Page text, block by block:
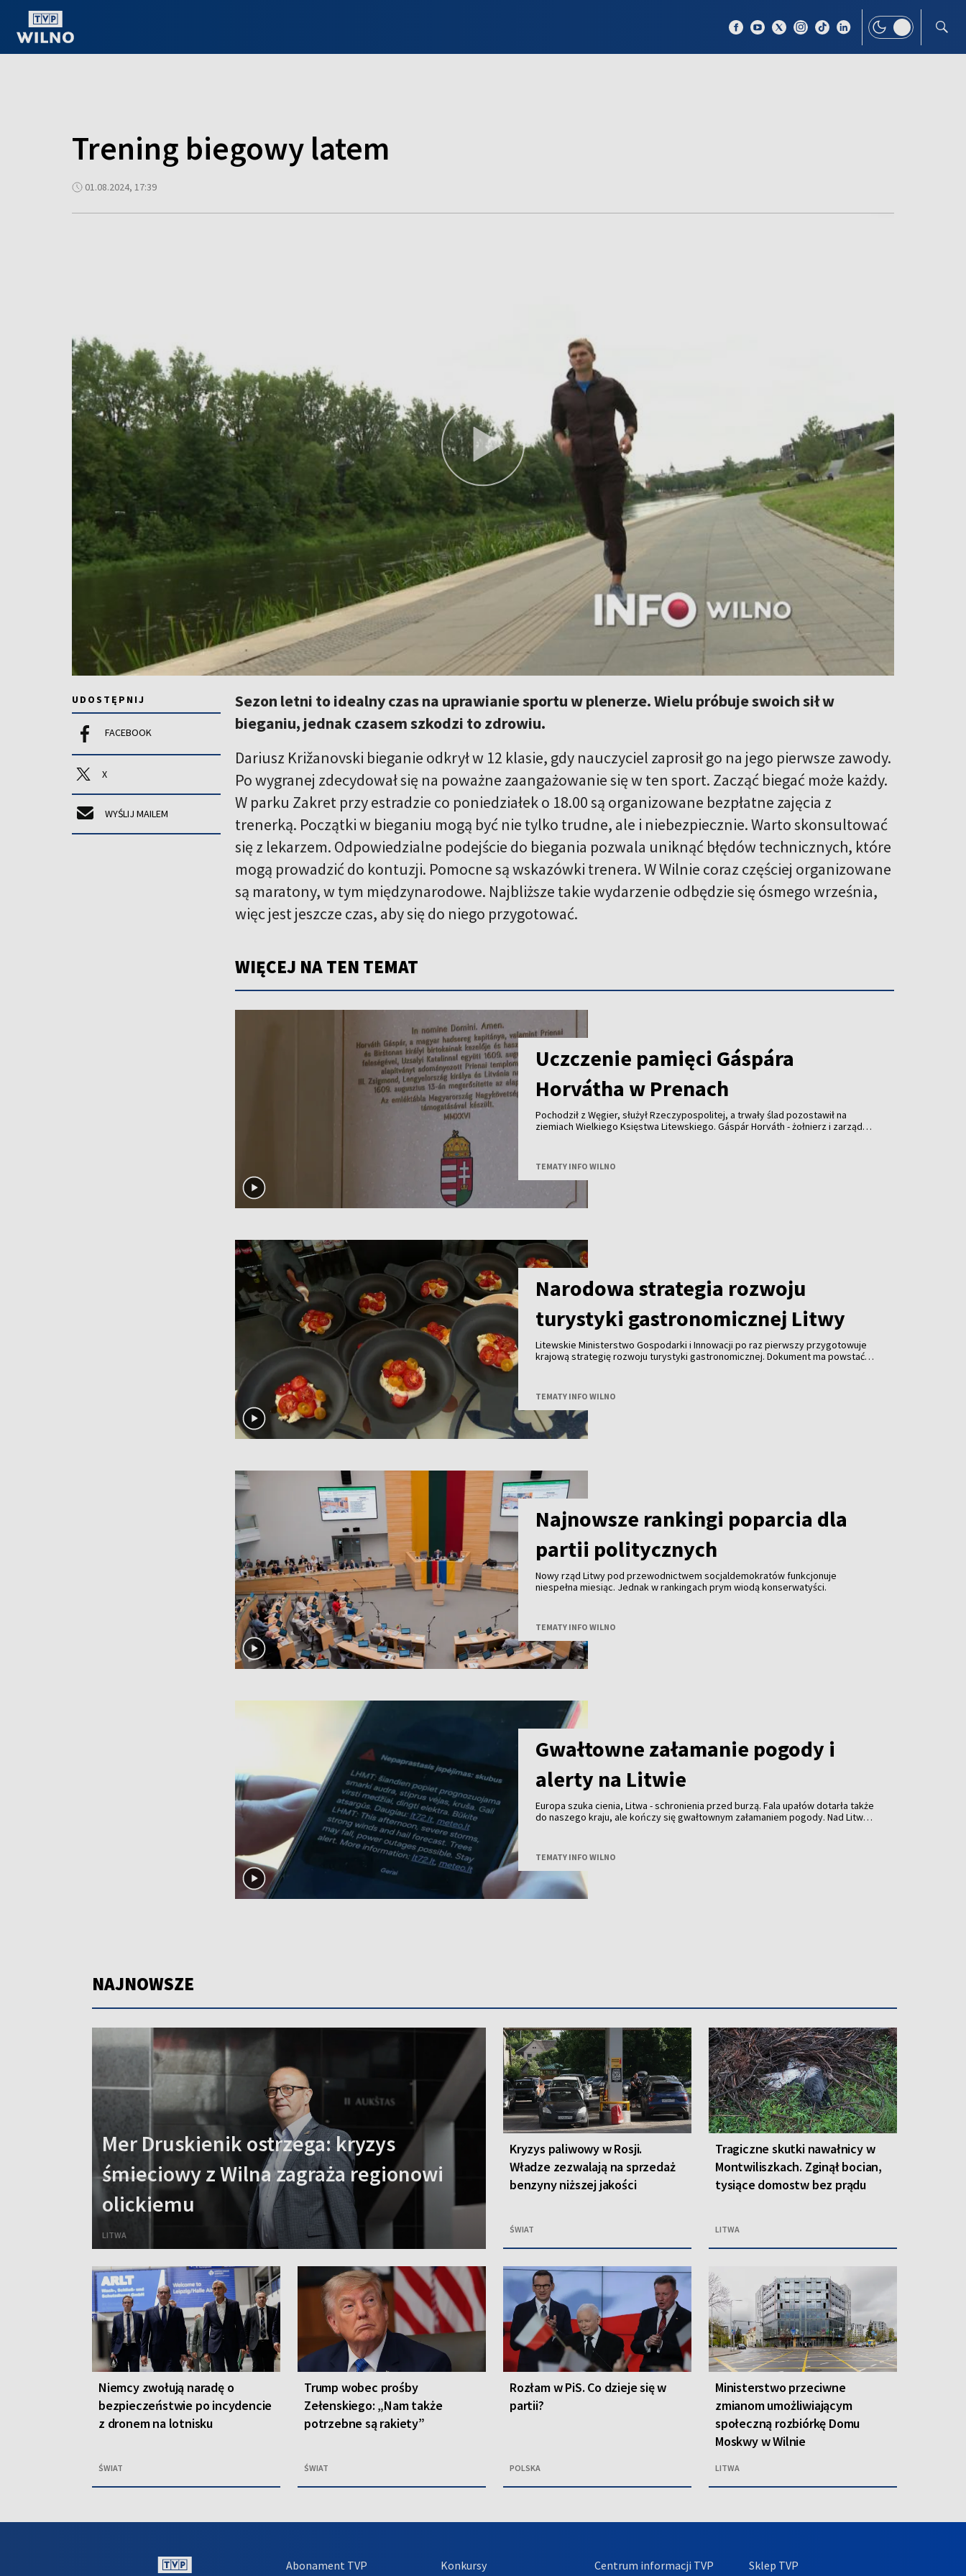
Trening biegowy latem
01.08.2024, 17:39
UDOSTĘPNIJ
FACEBOOK
X
WYŚLIJ MAILEM
Sezon letni to idealny czas na uprawianie sportu w plenerze. Wielu próbuje swoich sił w
bieganiu, jednak czasem szkodzi to zdrowiu.
Dariusz Križanovski bieganie odkrył w 12 klasie, gdy nauczyciel zaprosił go na jego pierwsze zawody.
Po wygranej zdecydował się na poważne zaangażowanie się w ten sport. Zacząć biegać może każdy.
W parku Zakret przy estradzie co poniedziałek o 18.00 są organizowane bezpłatne zajęcia z
trenerką. Początki w bieganiu mogą być nie tylko trudne, ale i niebezpiecznie. Warto skonsultować
się z lekarzem. Odpowiedzialne podejście do biegania pozwala uniknąć błędów technicznych, które
mogą prowadzić do kontuzji. Pomocne są wskazówki trenera. W Wilnie coraz częściej organizowane
są maratony, w tym międzynarodowe. Najbliższe takie wydarzenie odbędzie się ósmego września,
więc jest jeszcze czas, aby się do niego przygotować.
WIĘCEJ NA TEN TEMAT
Uczczenie pamięci Gáspára
Horvátha w Prenach
Pochodził z Węgier, służył Rzeczypospolitej, a trwały ślad pozostawił na
ziemiach Wielkiego Księstwa Litewskiego. Gáspár Horváth - żołnierz i zarządca
Polski i Węgier.
TEMATY INFO WILNO
Narodowa strategia rozwoju
turystyki gastronomicznej Litwy
Litewskie Ministerstwo Gospodarki i Innowacji po raz pierwszy przygotowuje
krajową strategię rozwoju turystyki gastronomicznej. Dokument ma powstać
gałęzi litewskiej turystyki, zwiększenie jej konkurencyjności i promocja kraju za
granicą.
TEMATY INFO WILNO
Najnowsze rankingi poparcia dla
partii politycznych
Nowy rząd Litwy pod przewodnictwem socjaldemokratów funkcjonuje
niespełna miesiąc. Jednak w rankingach prym wiodą konserwatyści.
TEMATY INFO WILNO
Gwałtowne załamanie pogody i
alerty na Litwie
Europa szuka cienia, Litwa - schronienia przed burzą. Fala upałów dotarła także
do naszego kraju, ale kończy się gwałtownym załamaniem pogody. Nad Litwą
TEMATY INFO WILNO
NAJNOWSZE
Mer Druskienik ostrzega: kryzys
śmieciowy z Wilna zagraża regionowi
olickiemu
LITWA
Kryzys paliwowy w Rosji.
Władze zezwalają na sprzedaż
benzyny niższej jakości
ŚWIAT
Tragiczne skutki nawałnicy w
Montwiliszkach. Zginął bocian,
tysiące domostw bez prądu
LITWA
Niemcy zwołują naradę o
bezpieczeństwie po incydencie
z dronem na lotnisku
ŚWIAT
Trump wobec prośby
Zełenskiego: „Nam także
potrzebne są rakiety”
ŚWIAT
Rozłam w PiS. Co dzieje się w
partii?
POLSKA
Ministerstwo przeciwne
zmianom umożliwiającym
społeczną rozbiórkę Domu
Moskwy w Wilnie
LITWA
Abonament TVP Konkursy Centrum informacji TVP Sklep TVP